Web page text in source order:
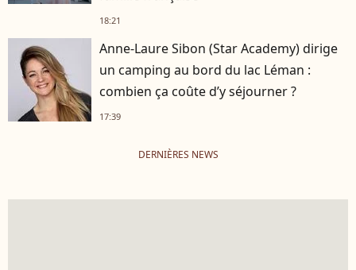
18:21
Anne-Laure Sibon (Star Academy) dirige
un camping au bord du lac Léman :
combien ça coûte d’y séjourner ?
17:39
DERNIÈRES NEWS